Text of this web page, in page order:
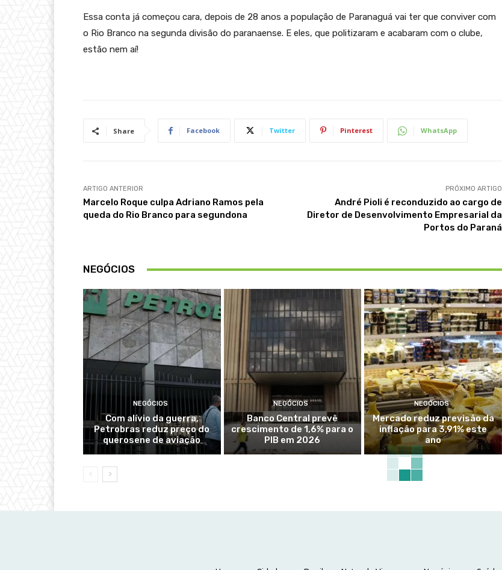
Essa conta já começou cara, depois de 28 anos a população de Paranaguá vai ter que conviver com
o Rio Branco na segunda divisão do paranaense. E eles, que politizaram e acabaram com o clube,
estão nem aí!
Share Facebook Twitter Pinterest WhatsApp
ARTIGO ANTERIOR
Marcelo Roque culpa Adriano Ramos pela
queda do Rio Branco para segundona
PRÓXIMO ARTIGO
André Pioli é reconduzido ao cargo de
Diretor de Desenvolvimento Empresarial da
Portos do Paraná
NEGÓCIOS
NEGÓCIOS
Com alívio da guerra,
Petrobras reduz preço do
querosene de aviação
NEGÓCIOS
Banco Central prevê
crescimento de 1,6% para o
PIB em 2026
NEGÓCIOS
Mercado reduz previsão da
inflação para 3,91% este
ano